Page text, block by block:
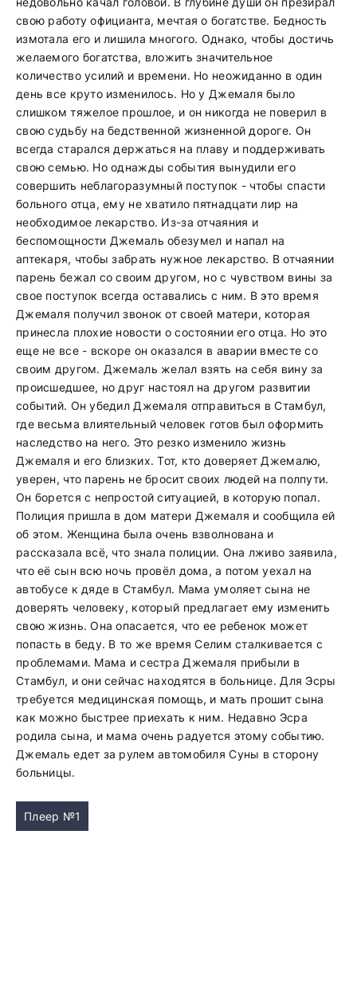
свою работу официанта, мечтая о богатстве. Бедность
измотала его и лишила многого. Однако, чтобы достичь
желаемого богатства, вложить значительное
количество усилий и времени. Но неожиданно в один
день все круто изменилось. Но у Джемаля было
слишком тяжелое прошлое, и он никогда не поверил в
свою судьбу на бедственной жизненной дороге. Он
всегда старался держаться на плаву и поддерживать
свою семью. Но однажды события вынудили его
совершить неблагоразумный поступок - чтобы спасти
больного отца, ему не хватило пятнадцати лир на
необходимое лекарство. Из-за отчаяния и
беспомощности Джемаль обезумел и напал на
аптекаря, чтобы забрать нужное лекарство. В отчаянии
парень бежал со своим другом, но с чувством вины за
свое поступок всегда оставались с ним. В это время
Джемаля получил звонок от своей матери, которая
принесла плохие новости о состоянии его отца. Но это
еще не все - вскоре он оказался в аварии вместе со
своим другом. Джемаль желал взять на себя вину за
происшедшее, но друг настоял на другом развитии
событий. Он убедил Джемаля отправиться в Стамбул,
где весьма влиятельный человек готов был оформить
наследство на него. Это резко изменило жизнь
Джемаля и его близких. Тот, кто доверяет Джемалю,
уверен, что парень не бросит своих людей на полпути.
Он борется с непростой ситуацией, в которую попал.
Полиция пришла в дом матери Джемаля и сообщила ей
об этом. Женщина была очень взволнована и
рассказала всё, что знала полиции. Она лживо заявила,
что её сын всю ночь провёл дома, а потом уехал на
автобусе к дяде в Стамбул. Мама умоляет сына не
доверять человеку, который предлагает ему изменить
свою жизнь. Она опасается, что ее ребенок может
попасть в беду. В то же время Селим сталкивается с
проблемами. Мама и сестра Джемаля прибыли в
Стамбул, и они сейчас находятся в больнице. Для Эсры
требуется медицинская помощь, и мать прошит сына
как можно быстрее приехать к ним. Недавно Эсра
родила сына, и мама очень радуется этому событию.
Джемаль едет за рулем автомобиля Суны в сторону
больницы.
Плеер №1